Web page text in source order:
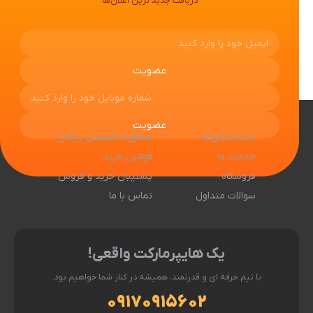
دسته‌بندی‌ها
خدمات ما
فروشگاه
سوالات متداول
مشاوره تخصصی رایگان
قوانین خرید
پشتیبان خرید و فروش
تماس با ما
یک هایپرمارکت واقعی!
با تیم حرفه ای و قدرتمند، همیشه در کنار شما خواهیم بود.
۰۹۱۷۰۹۱۵۶۰۲